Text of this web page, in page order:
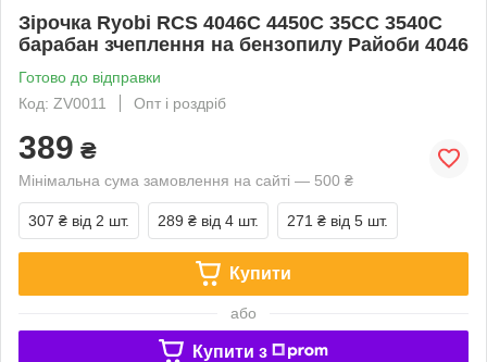
Зірочка Ryobi RCS 4046С 4450С 35CС 3540C
барабан зчеплення на бензопилу Райоби 4046
Готово до відправки
Код: ZV0011
Опт і роздріб
389 ₴
Мінімальна сума замовлення на сайті — 500 ₴
307 ₴ від 2 шт. 289 ₴ від 4 шт. 271 ₴ від 5 шт.
Купити
або
Купити з